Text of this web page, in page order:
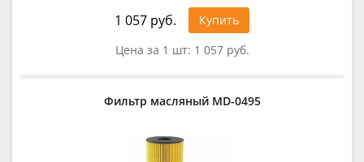
1 057 руб.
Купить
Цена за 1 шт: 1 057 руб.
Фильтр масляный MD-0495